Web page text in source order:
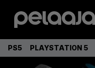
PS5 PLAYSTATION 5